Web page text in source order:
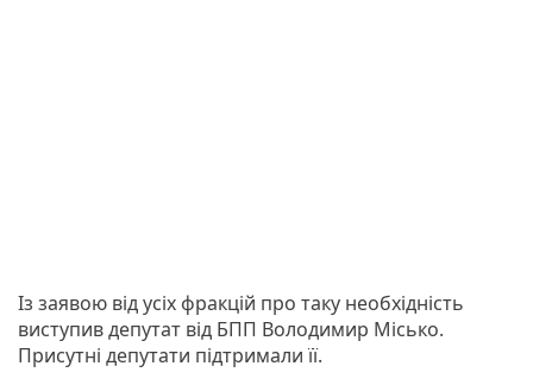
Із заявою від усіх фракцій про таку необхідність
виступив депутат від БПП Володимир Місько.
Присутні депутати підтримали її.